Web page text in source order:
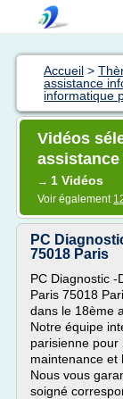
Accueil >
assistance
informatique
Vidéos
→ 1 Vidéos
Voir également
PC
75018 Paris
PC Diagnostic
Paris 75018
dans le 18ème
Notre équipe
parisienne pour
maintenance et
Nous vous
soigné